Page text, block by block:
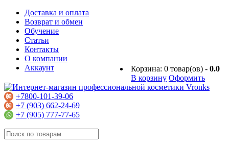
Доставка и оплата
Возврат и обмен
Обучение
Статьи
Контакты
О компании
Корзина: 0 товар(ов) - 0.0
В корзину Оформить
Аккаунт
+7800-101-39-06
+7 (903) 662-24-69
+7 (905) 777-77-65